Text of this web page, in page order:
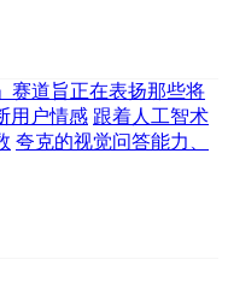
赛道旨正在表扬那些将
用户情感 跟着人工智术
夸克的视觉问答能力、